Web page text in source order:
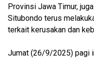
Provinsi Jawa Timur,
Situbondo terus
terkait kerusakan dan
Jumat (26/9/2025) pagi